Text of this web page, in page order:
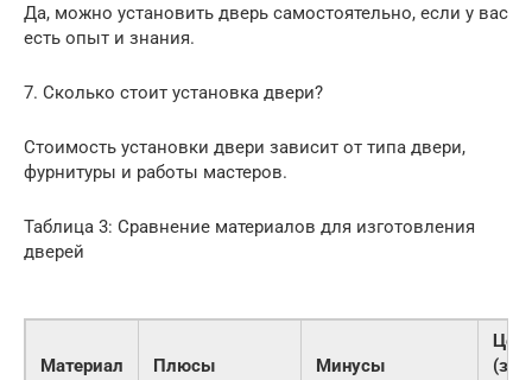
Да, можно установить дверь самостоятельно, если у вас
есть опыт и знания.
7. Сколько стоит установка двери?
Стоимость установки двери зависит от типа двери,
фурнитуры и работы мастеров.
Таблица 3: Сравнение материалов для изготовления
дверей
Материал Плюсы Минусы
(за